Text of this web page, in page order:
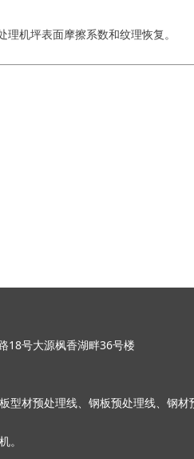
机坪表面摩擦系数和纹理恢复。
号大源枫香湖畔36号楼
材预处理线、钢板预处理线、钢材
。